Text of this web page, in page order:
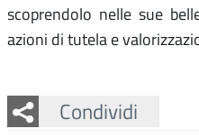
scoprendolo nelle sue
azioni di tutela e
Condividi
Facebook
Twitter
Whatsapp